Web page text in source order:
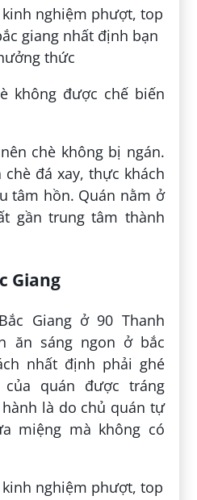
không được chế biến
chè không bị ngán.
đá xay, thực khách
tâm hồn. Quán nằm ở
gần trung tâm thành
Giang
Giang ở 90 Thanh
ăn sáng ngon ở bắc
nhất định phải ghé
quán được tráng
là do chủ quán tự
miệng mà không có